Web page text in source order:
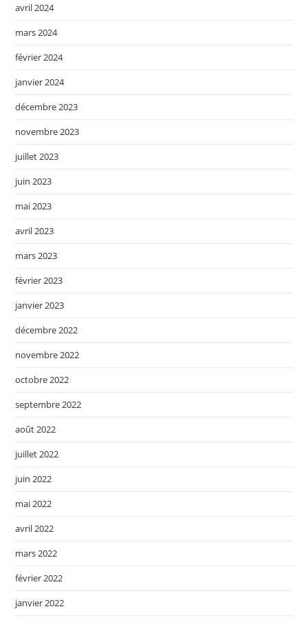
avril 2024
mars 2024
février 2024
janvier 2024
décembre 2023
novembre 2023
juillet 2023
juin 2023
mai 2023
avril 2023
mars 2023
février 2023
janvier 2023
décembre 2022
novembre 2022
octobre 2022
septembre 2022
août 2022
juillet 2022
juin 2022
mai 2022
avril 2022
mars 2022
février 2022
janvier 2022